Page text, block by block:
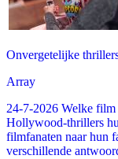
Onvergetelijke
Array
24-7-2026 Welke
Hollywood-thrillers
filmfanaten naar hun
verschillende